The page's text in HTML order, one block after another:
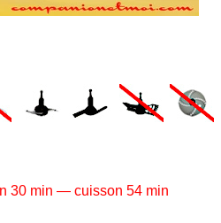
30 min — cuisson 54 min